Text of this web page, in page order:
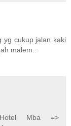
yg cukup jalan kaki
malem..
Mba =>